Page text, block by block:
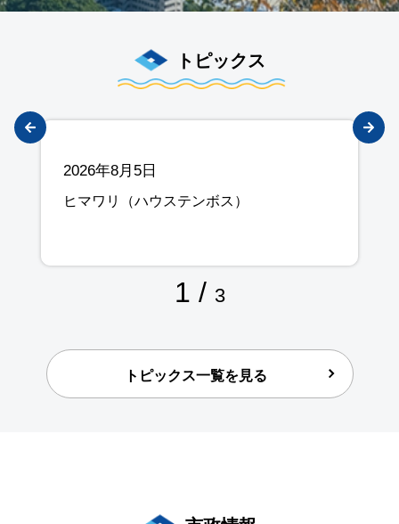
トピックス
2026年8月5日
ヒマワリ（ハウステンボス）
1 / 3
トピックス一覧を見る